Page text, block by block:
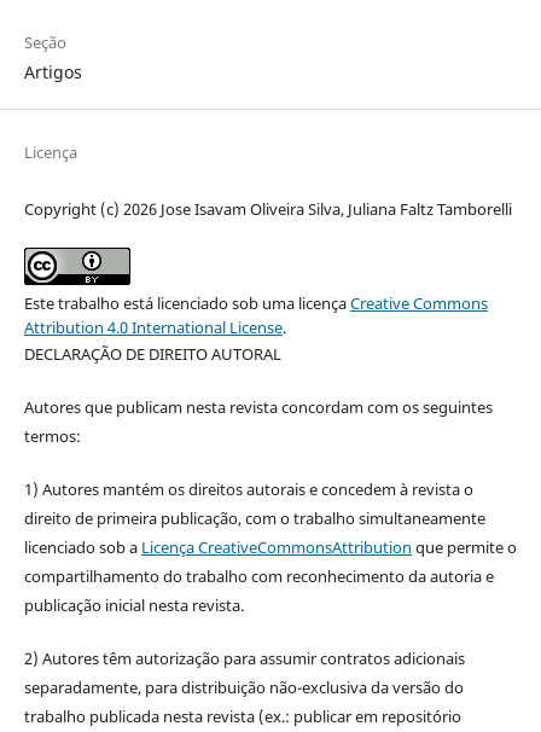
Seção
Artigos
Licença
Copyright (c) 2026 Jose Isavam Oliveira Silva, Juliana Faltz Tamborelli
Este trabalho está licenciado sob uma licençaCreative Commons
Attribution 4.0 International License.
DECLARAÇÃO DE DIREITO AUTORAL
Autores que publicam nesta revista concordam com os seguintes
termos:
1) Autores mantém os direitos autorais e concedem à revista o
direito de primeira publicação, com o trabalho simultaneamente
licenciado sob a Licença CreativeCommonsAttribution que permite o
compartilhamento do trabalho com reconhecimento da autoria e
publicação inicial nesta revista.
2) Autores têm autorização para assumir contratos adicionais
separadamente, para distribuição não-exclusiva da versão do
trabalho publicada nesta revista (ex.: publicar em repositório